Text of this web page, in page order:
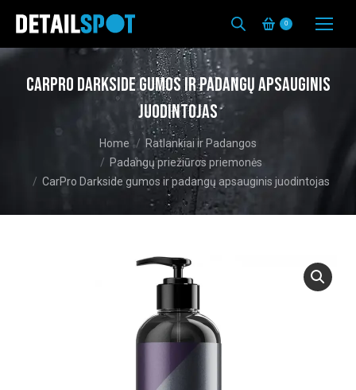
0
CarPro Darkside gumos ir padangų apsauginis
juodintojas
You are here: Home
Ratlankiai ir Padangos
Padangų priežiūros priemonės
CarPro Darkside gumos ir padangų apsauginis juodintojas